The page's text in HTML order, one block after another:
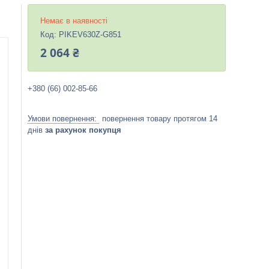
Немає в наявності
Код: PIKEV630Z-G851
2 064 ₴
+380 (66) 002-85-66
повернення товару протягом 14
днів за рахунок покупця